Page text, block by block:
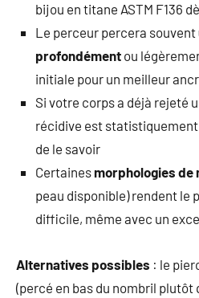
bijou en titane ASTM F136
Le perceur percera souvent
profondément ou
initiale pour un meilleur
Si votre corps a déjà rejeté
récidive est statistiquement
de le savoir
Certainesmorphologies de
peau disponible) rendent le
difficile, même avec un
Alternatives possibles : le
(percé en bas du nombril plutôt